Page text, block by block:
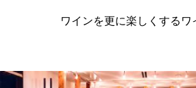
ワインを更に楽しくするワ